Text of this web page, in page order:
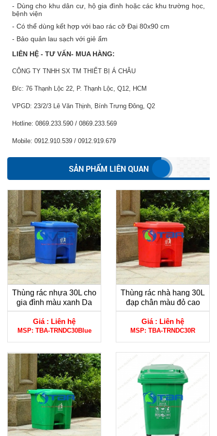
- Dùng cho khu dân cư, hộ gia đình hoặc các khu trường học,
bệnh viện
- Có thể dùng kết hợp với bao rác cỡ Đại 80x90 cm
- Bảo quản lau sạch với giẻ ẩm
LIÊN HỆ - TƯ VẤN- MUA HÀNG:
CÔNG TY TNHH SX TM THIẾT BỊ Á CHÂU
Đ/c: 76 Thạnh Lộc 22, P. Thạnh Lộc, Q12, HCM
VPGD: 23/2/3 Lê Văn Thịnh, Bính Trưng Đông, Q2
Hotline: 0869.233.590 / 0869.233.569
Mobile: 0912.910.539 / 0912.919.679
SẢN PHẨM LIÊN QUAN
Thùng rác nhựa 30L cho
gia đình màu xanh Da
trời
Giá : Liên hệ
MSP: TBA-TRNDC30Blue
Thùng rác nhà hang 30L
đạp chân màu đỏ cao
cấp
Giá : Liên hệ
MSP: TBA-TRNDC30R